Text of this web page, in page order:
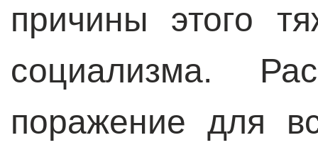
причины этого
социализма.
поражение для